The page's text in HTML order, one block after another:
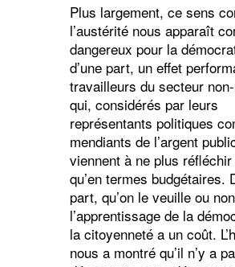
Plus largement, ce sens
l’austérité nous apparaît
dangereux pour la
d’une part, un effet
travailleurs du secteur
qui, considérés par leurs
représentants politiques
mendiants de l’argent
viennent à ne plus
qu’en termes budgétaires.
part, qu’on le veuille ou
l’apprentissage de la
la citoyenneté a un coût.
nous a montré qu’il n’y a